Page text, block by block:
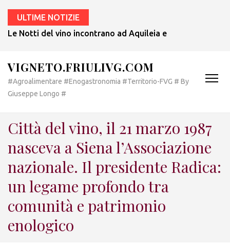
ULTIME NOTIZIE
Le Notti del vino incontrano ad Aquileia e a Bertiolo lo
VIGNETO.FRIULIVG.COM
#Agroalimentare #Enogastronomia #Territorio-FVG # By
Giuseppe Longo #
Città del vino, il 21 marzo 1987
nasceva a Siena l’Associazione
nazionale. Il presidente Radica:
un legame profondo tra
comunità e patrimonio
enologico